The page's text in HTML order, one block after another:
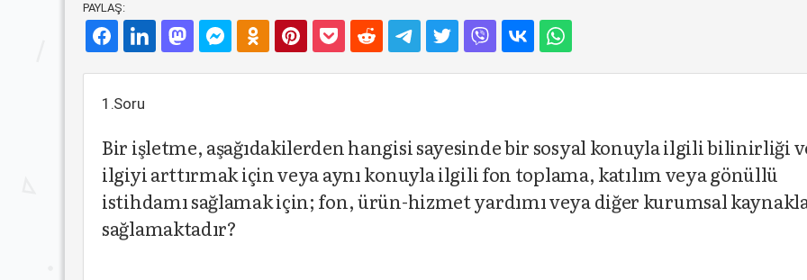
PAYLAŞ:
1.Soru
Bir işletme, aşağıdakilerden hangisi sayesinde bir sosyal konuyla ilgili bilinirliği
ilgiyi arttırmak için veya aynı konuyla ilgili fon toplama, katılım veya gönüllü
istihdamı sağlamak için; fon, ürün-hizmet yardımı veya diğer kurumsal
sağlamaktadır?